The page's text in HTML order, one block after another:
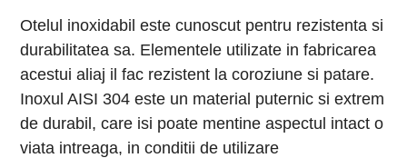
Otelul inoxidabil este cunoscut pentru rezistenta si
durabilitatea sa. Elementele utilizate in fabricarea
acestui aliaj il fac rezistent la coroziune si patare.
Inoxul AISI 304 este un material puternic si extrem
de durabil, care isi poate mentine aspectul intact o
viata intreaga, in conditii de utilizare